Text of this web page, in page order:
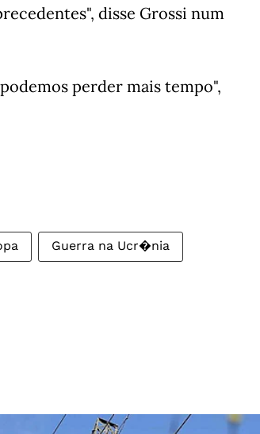
disse Grossi num
perder mais tempo",
Guerra na Ucr�nia